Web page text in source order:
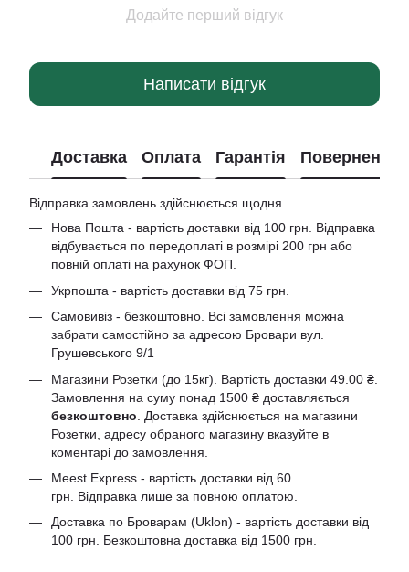
Додайте перший відгук
Написати відгук
Доставка Оплата Гарантія Повернення
Відправка замовлень здійснюється щодня.
Нова Пошта - вартість доставки від 100 грн. Відправка
відбувається по передоплаті в розмірі 200 грн або
повній оплаті на рахунок ФОП.
Укрпошта - вартість доставки від 75 грн.
Самовивіз - безкоштовно. Всі замовлення можна
забрати самостійно за адресою Бровари вул.
Грушевського 9/1
Магазини Розетки (до 15кг). Вартість доставки 49.00 ₴.
Замовлення на суму понад 1500 ₴ доставляється
безкоштовно . Доставка здійснюється на магазини
Розетки, адресу обраного магазину вказуйте в
коментарі до замовлення.
Meest Express - вартість доставки від 60
грн. Відправка лише за повною оплатою.
Доставка по Броварам (Uklon) - вартість доставки від
100 грн. Безкоштовна доставка від 1500 грн.